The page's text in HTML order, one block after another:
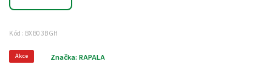
Kód: BXB03BGH
Akce Značka: RAPALA